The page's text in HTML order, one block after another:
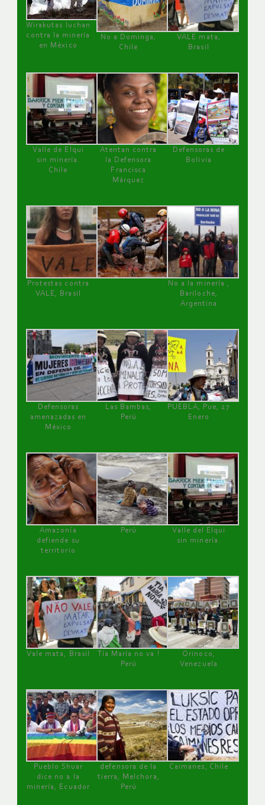
Wirakutas luchan
contra la minería
en México
No a Dominga,
Chile
VALE mata,
Brasil
Valle de Elqui
sin minería.
Chile
Atentan contra
la Defensora
Francisca
Márquez
Defensoras de
Bolivia
Protestas contra
VALE, Brasil
No a la minería ,
Bariloche,
Argentina
Defensoras
amenazadas en
México
Las Bambas,
Perú
PUEBLA, Pue, 27
Enero
Amazonía
defiende su
territorio
Perú
Valle del Elqui
sin minería.
Vale mata, Brasil
Tía María no va !
Perú
Orinoco,
Venezuela
Pueblo Shuar
dice no a la
minería, Ecuador
defensora de la
tierra, Melchora,
Perú
Caimanes, Chile